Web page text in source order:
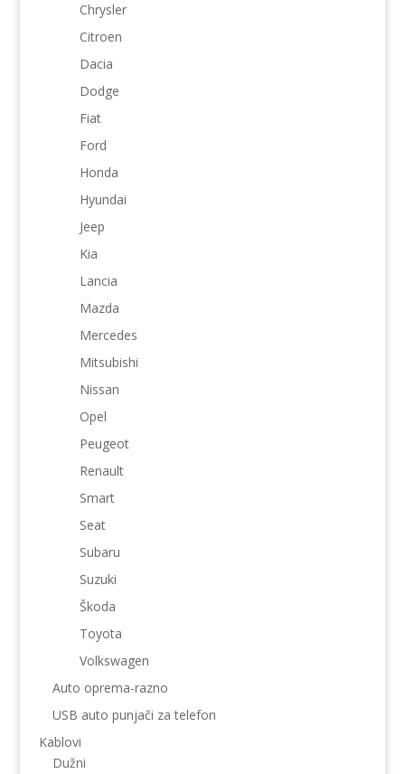
Chrysler
Citroen
Dacia
Dodge
Fiat
Ford
Honda
Hyundai
Jeep
Kia
Lancia
Mazda
Mercedes
Mitsubishi
Nissan
Opel
Peugeot
Renault
Smart
Seat
Subaru
Suzuki
Škoda
Toyota
Volkswagen
Auto oprema-razno
USB auto punjači za telefon
Kablovi
Dužni